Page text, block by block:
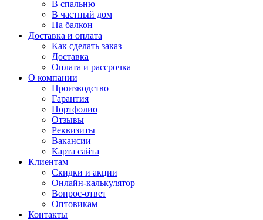
В спальню
В частный дом
На балкон
Доставка и оплата
Как сделать заказ
Доставка
Оплата и рассрочка
О компании
Производство
Гарантия
Портфолио
Отзывы
Реквизиты
Вакансии
Карта сайта
Клиентам
Скидки и акции
Онлайн-калькулятор
Вопрос-ответ
Оптовикам
Контакты